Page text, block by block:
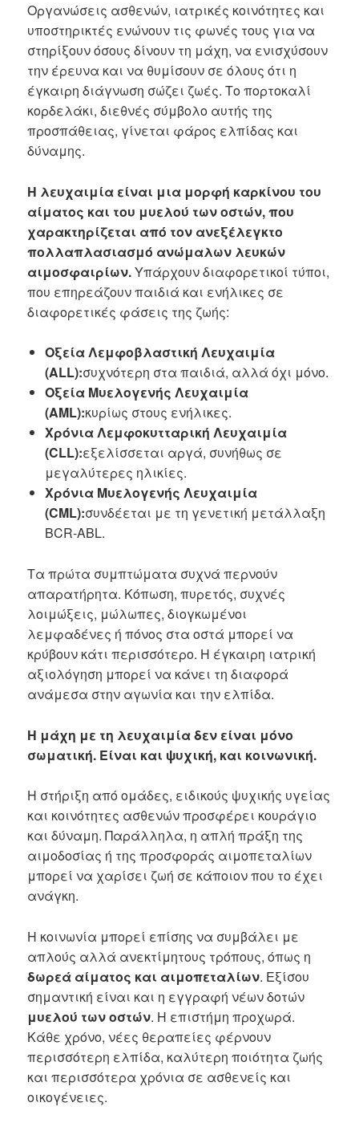
Οργανώσεις ασθενών, ιατρικές κοινότητες και
υποστηρικτές ενώνουν τις φωνές τους για να
στηρίξουν όσους δίνουν τη μάχη, να ενισχύσουν
την έρευνα και να θυμίσουν σε όλους ότι η
έγκαιρη διάγνωση σώζει ζωές. Το πορτοκαλί
κορδελάκι, διεθνές σύμβολο αυτής της
προσπάθειας, γίνεται φάρος ελπίδας και
δύναμης.
Η λευχαιμία είναι μια μορφή καρκίνου του
αίματος και του μυελού των οστών, που
χαρακτηρίζεται από τον ανεξέλεγκτο
πολλαπλασιασμό ανώμαλων λευκών
αιμοσφαιρίων.Υπάρχουν διαφορετικοί τύποι,
που επηρεάζουν παιδιά και ενήλικες σε
διαφορετικές φάσεις της ζωής:
Οξεία Λεμφοβλαστική Λευχαιμία
(ALL):συχνότερη στα παιδιά, αλλά όχι μόνο.
Οξεία Μυελογενής Λευχαιμία
(AML):κυρίως στους ενήλικες.
Χρόνια Λεμφοκυτταρική Λευχαιμία
(CLL):εξελίσσεται αργά, συνήθως σε
μεγαλύτερες ηλικίες.
Χρόνια Μυελογενής Λευχαιμία
(CML):συνδέεται με τη γενετική μετάλλαξη
BCR-ABL.
Τα πρώτα συμπτώματα συχνά περνούν
απαρατήρητα. Κόπωση, πυρετός, συχνές
λοιμώξεις, μώλωπες, διογκωμένοι
λεμφαδένες ή πόνος στα οστά μπορεί να
κρύβουν κάτι περισσότερο. Η έγκαιρη ιατρική
αξιολόγηση μπορεί να κάνει τη διαφορά
ανάμεσα στην αγωνία και την ελπίδα.
Η μάχη με τη λευχαιμία δεν είναι μόνο
σωματική. Είναι και ψυχική, και κοινωνική.
Η στήριξη από ομάδες, ειδικούς ψυχικής υγείας
και κοινότητες ασθενών προσφέρει κουράγιο
και δύναμη. Παράλληλα, η απλή πράξη της
αιμοδοσίας ή της προσφοράς αιμοπεταλίων
μπορεί να χαρίσει ζωή σε κάποιον που το έχει
ανάγκη.
Η κοινωνία μπορεί επίσης να συμβάλει με
απλούς αλλά ανεκτίμητους τρόπους, όπως η
δωρεά αίματος και αιμοπεταλίων. Εξίσου
σημαντική είναι και η εγγραφή νέων δοτών
μυελού των οστών. Η επιστήμη προχωρά.
Κάθε χρόνο, νέες θεραπείες φέρνουν
περισσότερη ελπίδα, καλύτερη ποιότητα ζωής
και περισσότερα χρόνια σε ασθενείς και
οικογένειες.